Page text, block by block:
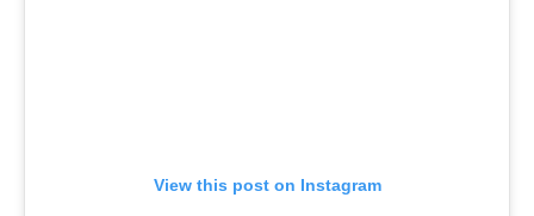
View this post on Instagram